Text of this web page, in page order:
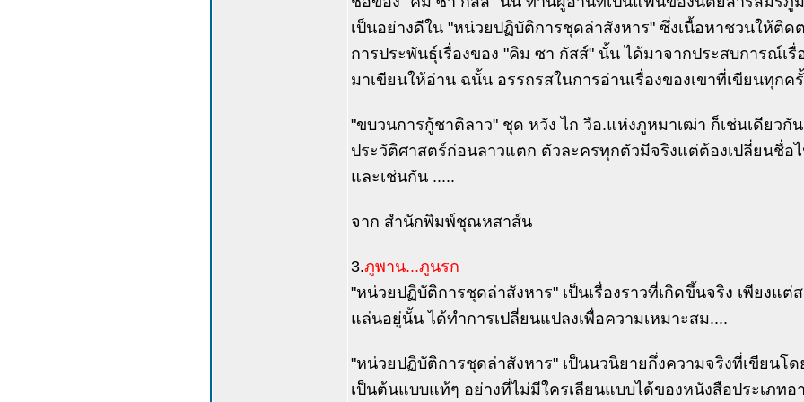
เป็นอย่างดีใน "หน่วยปฏิบัติการชุดล่าสังหาร" ซึ่งเนื้อหาชวนให้ติ
การประพันธุ์เรื่องของ "คิม ซา กัสส์" นั้น ได้มาจากประสบการณ์เ
มาเขียนให้อ่าน ฉนั้น อรรถรสในการอ่านเรื่องของเขาที่เขียนทุกค
"ขบวนการกู้ชาติลาว" ชุด หวัง ไก วือ.แห่งภูหมาเฒ่า ก็เช่นเดียวกั
ประวัติศาสตร์ก่อนลาวแตก ตัวละครทุกตัวมีจริงแต่ต้องเปลี่ยนชื่อ
และเช่นกัน .....
จาก สำนักพิมพ์ชุณหสาส์น
3.ภูพาน...ภูนรก
"หน่วยปฏิบัติการชุดล่าสังหาร" เป็นเรื่องราวที่เกิดขึ้นจริง เพียงแ
แล่นอยู่นั้น ได้ทำการเปลี่ยนแปลงเพื่อความเหมาะสม....
"หน่วยปฏิบัติการชุดล่าสังหาร" เป็นนวนิยายกึ่งความจริงที่เขียนโ
เป็นต้นแบบแท้ๆ อย่างที่ไม่มีใครเลียนแบบได้ของหนังสือประเภทอ